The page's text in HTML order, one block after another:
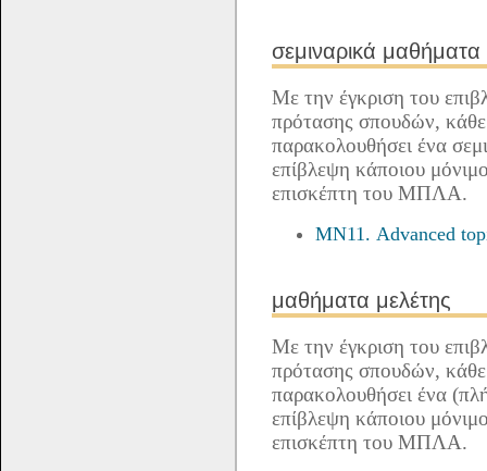
σεμιναρικά μαθήματα
Με την έγκριση του
πρότασης σπουδών,
παρακολουθήσει ένα
επίβλεψη κάποιου
επισκέπτη του ΜΠΛΑ.
ΜΝ11. Advanced
μαθήματα μελέτης
Με την έγκριση του
πρότασης σπουδών,
παρακολουθήσει ένα
επίβλεψη κάποιου
επισκέπτη του ΜΠΛΑ.